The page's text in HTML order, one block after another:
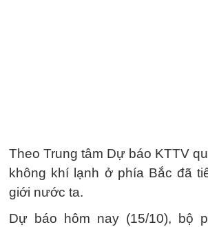
Theo Trung tâm Dự báo KTTV
không khí lạnh ở phía Bắc đã
giới nước ta.
Dự báo hôm nay (15/10), bộ